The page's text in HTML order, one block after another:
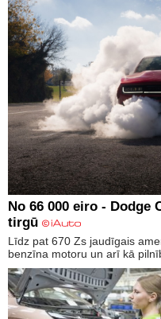
No 66 000 eiro - Dodge
tirgū
Līdz pat 670 Zs jaudīgais
benzīna motoru un arī kā